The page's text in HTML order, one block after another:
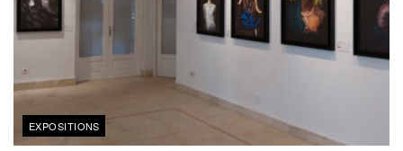
EXPOSITIONS